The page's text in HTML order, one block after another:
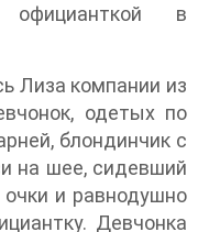
официанткой в
Лиза компании из
одетых по
блондинчик с
на шее, сидевший
и равнодушно
Девчонка